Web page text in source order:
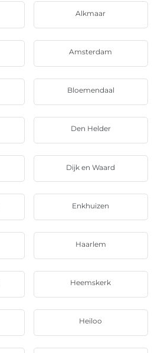
Alkmaar
Amsterdam
Bloemendaal
Den Helder
Dijk en Waard
Enkhuizen
Haarlem
Heemskerk
Heiloo